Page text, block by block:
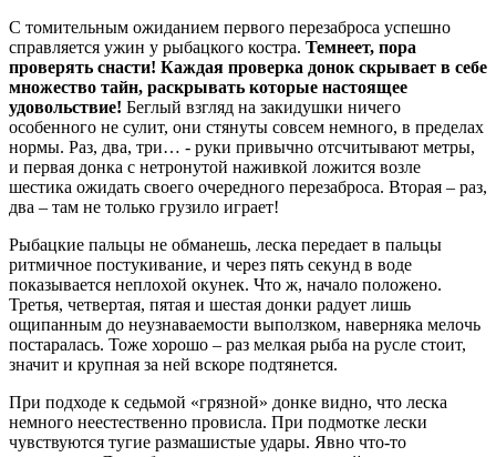
С томительным ожиданием первого перезаброса успешно
справляется ужин у рыбацкого костра. Темнеет, пора
проверять снасти! Каждая проверка донок скрывает в себе
множество тайн, раскрывать которые настоящее
удовольствие! Беглый взгляд на закидушки ничего
особенного не сулит, они стянуты совсем немного, в пределах
нормы. Раз, два, три… - руки привычно отсчитывают метры,
и первая донка с нетронутой наживкой ложится возле
шестика ожидать своего очередного перезаброса. Вторая – раз,
два – там не только грузило играет!
Рыбацкие пальцы не обманешь, леска передает в пальцы
ритмичное постукивание, и через пять секунд в воде
показывается неплохой окунек. Что ж, начало положено.
Третья, четвертая, пятая и шестая донки радует лишь
ощипанным до неузнаваемости выползком, наверняка мелочь
постаралась. Тоже хорошо – раз мелкая рыба на русле стоит,
значит и крупная за ней вскоре подтянется.
При подходе к седьмой «грязной» донке видно, что леска
немного неестественно провисла. При подмотке лески
чувствуются тугие размашистые удары. Явно что-то